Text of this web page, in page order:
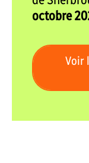
octobre
Voir